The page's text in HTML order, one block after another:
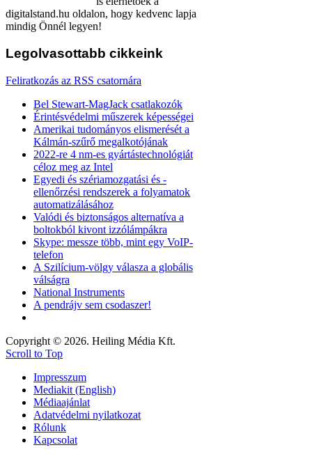
digitalstand.hu oldalon, hogy kedvenc lapja
mindig Önnél legyen!
Legolvasottabb cikkeink
Feliratkozás az RSS csatornára
Bel Stewart-MagJack csatlakozók
Érintésvédelmi műszerek képességei
Amerikai tudományos elismerését a
Kálmán-szűrő megalkotójának
2022-re 4 nm-es gyártástechnológiát
céloz meg az Intel
Egyedi és szériamozgatási és -
ellenőrzési rendszerek a folyamatok
automatizálásához
Valódi és biztonságos alternatíva a
boltokból kivont izzólámpákra
Skype: messze több, mint egy VoIP-
telefon
A Szilícium-völgy válasza a globális
válságra
National Instruments
A pendrájv sem csodaszer!
Copyright © 2026. Heiling Média Kft.
Scroll to Top
Impresszum
Mediakit (English)
Médiaajánlat
Adatvédelmi nyilatkozat
Rólunk
Kapcsolat